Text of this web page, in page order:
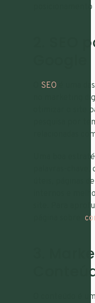
2.
SEO é uma
no marketing
otimizar o site
pesquisa por
relacionadas
Uma boa
palavras-
úteis, páginas
internos e
site. Para
3.
O conteúdo é